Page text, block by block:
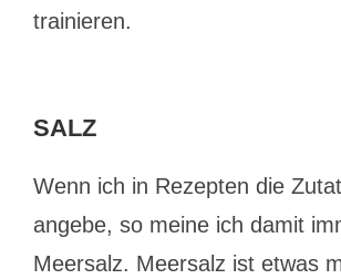
trainieren.
SALZ
Wenn ich in Rezepten die
angebe, so meine ich damit
Meersalz. Meersalz ist etwas